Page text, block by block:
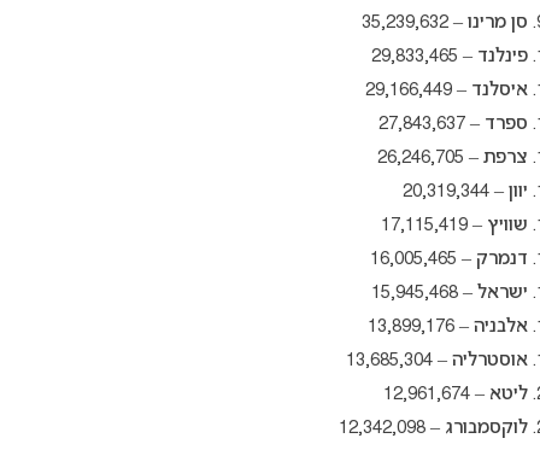
סן מרינו – 35,239,632
פינלנד – 29,833,465
איסלנד – 29,166,449
ספרד – 27,843,637
צרפת – 26,246,705
יוון – 20,319,344
שוויץ – 17,115,419
דנמרק – 16,005,465
ישראל – 15,945,468
אלבניה – 13,899,176
אוסטרליה – 13,685,304
ליטא – 12,961,674
לוקסמבורג – 12,342,098